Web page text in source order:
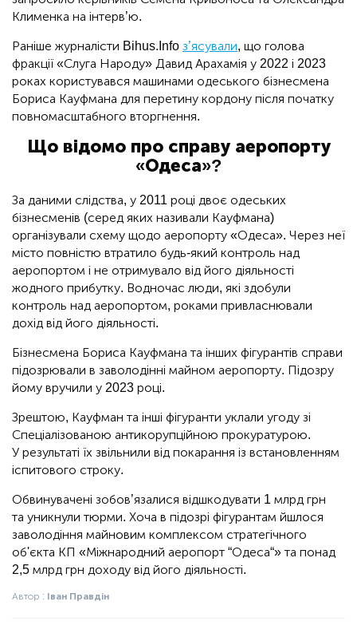
Клименка на інтерв’ю.
Раніше журналісти Bihus.Info з’ясували, що голова
фракції «Слуга Народу» Давид Арахамія у 2022 і 2023
роках користувався машинами одеського бізнесмена
Бориса Кауфмана для перетину кордону після початку
повномасштабного вторгнення.
Що відомо про справу аеропорту
«Одеса»?
За даними слідства, у 2011 році двоє одеських
бізнесменів (серед яких називали Кауфмана)
організували схему щодо аеропорту «Одеса». Через неї
місто повністю втратило будь-який контроль над
аеропортом і не отримувало від його діяльності
жодного прибутку. Водночас люди, які здобули
контроль над аеропортом, роками привласнювали
дохід від його діяльності.
Бізнесмена Бориса Кауфмана та інших фігурантів справи
підозрювали в заволодінні майном аеропорту. Підозру
йому вручили у 2023 році.
Зрештою, Кауфман та інші фігуранти уклали угоду зі
Спеціалізованою антикорупційною прокуратурою.
У результаті їх звільнили від покарання із встановленням
іспитового строку.
Обвинувачені зобов’язалися відшкодувати 1 млрд грн
та уникнули тюрми. Хоча в підозрі фігурантам йшлося
заволодіння майновим комплексом стратегічного
об'єкта КП «Міжнародний аеропорт “Одеса“» та понад
2,5 млрд грн доходу від його діяльності.
Автор : Іван Правдін